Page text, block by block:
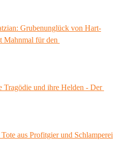
Grubenunglück von Hart-
Mahnmal für den
Tragödie und ihre Helden - Der
aus Profitgier und Schlamperei